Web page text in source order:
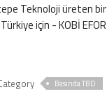
Teknoloji üreten bir
Türkiye için - KOBİ EFOR
Basında TBD